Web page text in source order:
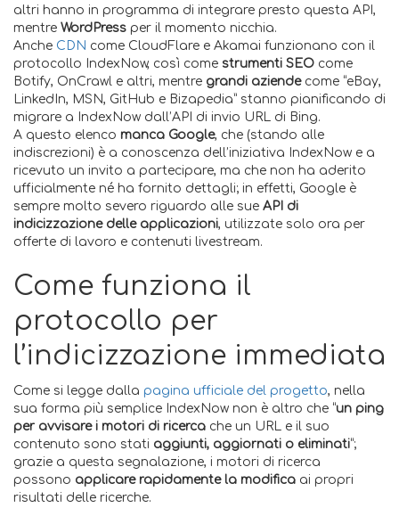
altri hanno in programma di integrare presto questa API,
mentre WordPress per il momento nicchia.
Anche CDN come CloudFlare e Akamai funzionano con il
protocollo IndexNow, così come strumenti SEO come
Botify, OnCrawl e altri, mentre grandi aziendecome “eBay,
LinkedIn, MSN, GitHub e Bizapedia” stanno pianificando di
migrare a IndexNow dall’API di invio URL di Bing.
A questo elenco manca Google, che (stando alle
indiscrezioni) è a conoscenza dell’iniziativa IndexNow e a
ricevuto un invito a partecipare, ma che non ha aderito
ufficialmente né ha fornito dettagli; in effetti, Google è
sempre molto severo riguardo alle sue API di
indicizzazione delle applicazioni, utilizzate solo ora per
offerte di lavoro e contenuti livestream.
Come funziona il
protocollo per
l’indicizzazione immediata
Come si legge dalla pagina ufficiale del progetto, nella
sua forma più semplice IndexNow non è altro che “un ping
per avvisare i motori di ricerca che un URL e il suo
contenuto sono stati aggiunti, aggiornati o eliminati“;
grazie a questa segnalazione, i motori di ricerca
possono applicare rapidamente la modifica ai propri
risultati delle ricerche.